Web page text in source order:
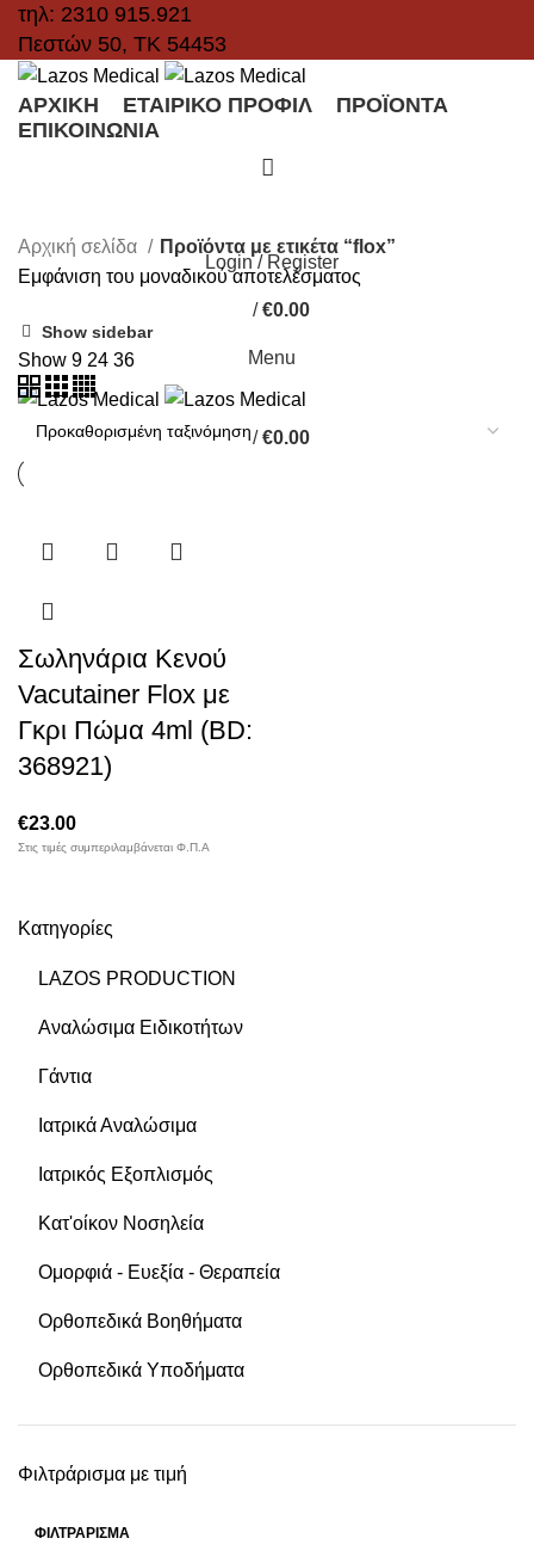
τηλ: 2310 915.921
Πεστών 50, ΤΚ 54453
ΑΡΧΙΚΉ ΕΤΑΙΡΙΚΌ ΠΡΟΦΊΛ
ΠΡΟΪΌΝΤΑ
ΕΠΙΚΟΙΝΩΝΊΑ
Login / Register
/ €0.00
Menu
/ €0.00
Κατηγορίες
LAZOS PRODUCTION
Αναλώσιμα Ειδικοτήτων
Γάντια
Ιατρικά Αναλώσιμα
Ιατρικός Εξοπλισμός
Κατ'οίκον Νοσηλεία
Ομορφιά - Ευεξία - Θεραπεία
Ορθοπεδικά Βοηθήματα
Ορθοπεδικά Υποδήματα
Φιλτράρισμα με τιμή
ΦΙΛΤΡΆΡΙΣΜΑ
Αρχική σελίδα
Προϊόντα με ετικέτα “flox”
Εμφάνιση του μοναδικού αποτελέσματος
Show sidebar
Show 9 24 36
Σωληνάρια Κενού
Vacutainer Flox με
Γκρι Πώμα 4ml (BD:
368921)
€23.00
Στις τιμές συμπεριλαμβάνεται Φ.Π.Α